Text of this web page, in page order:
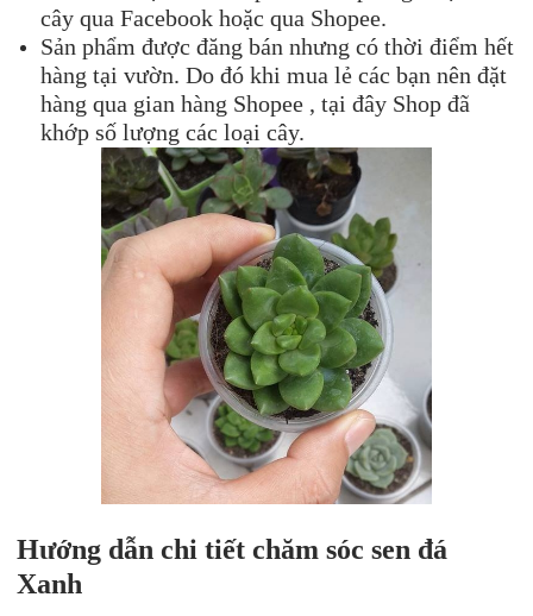
cây qua Facebook hoặc qua Shopee.
Sản phẩm được đăng bán nhưng có thời điểm hết
hàng tại vườn. Do đó khi mua lẻ các bạn nên đặt
hàng qua gian hàng Shopee , tại đây Shop đã
khớp số lượng các loại cây.
Hướng dẫn chi tiết chăm sóc sen đá
Xanh